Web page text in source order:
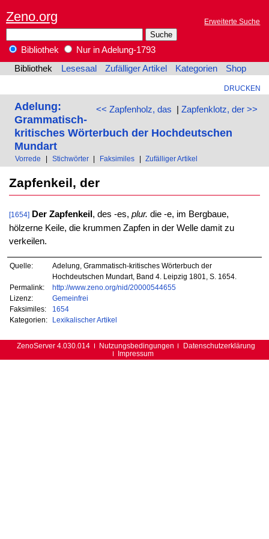
Zeno.org Erweiterte Suche
Bibliothek
Nur in Adelung-1793
Bibliothek
Lesesaal Zufälliger Artikel Kategorien Shop
DRUCKEN
<< Zapfenholz, das | Zapfenklotz, der >>
Adelung:
Grammatisch-
kritisches Wörterbuch der Hochdeutschen
Mundart
Vorrede Stichwörter Faksimiles Zufälliger Artikel
Zapfenkeil, der
[1654] Der Zapfenkeil , des -es, plur. die -e, im Bergbaue,
hölzerne Keile, die krummen Zapfen in der Welle damit zu
verkeilen.
Quelle:
Adelung, Grammatisch-kritisches Wörterbuch der
Hochdeutschen Mundart, Band 4. Leipzig 1801, S. 1654.
Permalink:
http://www.zeno.org/nid/20000544655
Lizenz:
Gemeinfrei
Faksimiles:
1654
Kategorien:
Lexikalischer Artikel
ZenoServer 4.030.014 Nutzungsbedingungen
Datenschutzerklärung
Impressum